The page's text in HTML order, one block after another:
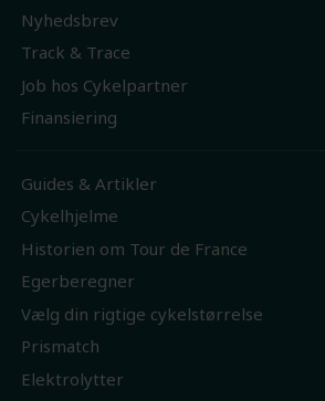
Nyhedsbrev
Track & Trace
Job hos Cykelpartner
Finansiering
Guides & Artikler
Cykelhjelme
Historien om Tour de France
Egerberegner
Vælg din rigtige cykelstørrelse
Prismatch
Elektrolytter